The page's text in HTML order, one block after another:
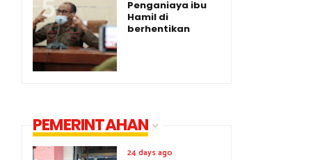
Penganiaya ibu
Hamil di
berhentikan
PEMERINTAHAN
24 days ago